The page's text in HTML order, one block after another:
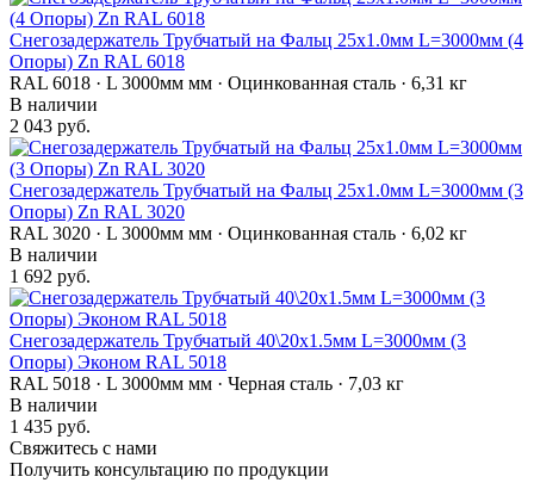
Снегозадержатель Трубчатый на Фальц 25х1.0мм L=3000мм (4
Опоры) Zn RAL 6018
RAL 6018 · L 3000мм мм · Оцинкованная сталь · 6,31 кг
В наличии
2 043 руб.
Снегозадержатель Трубчатый на Фальц 25х1.0мм L=3000мм (3
Опоры) Zn RAL 3020
RAL 3020 · L 3000мм мм · Оцинкованная сталь · 6,02 кг
В наличии
1 692 руб.
Снегозадержатель Трубчатый 40\20х1.5мм L=3000мм (3
Опоры) Эконом RAL 5018
RAL 5018 · L 3000мм мм · Черная сталь · 7,03 кг
В наличии
1 435 руб.
Свяжитесь с нами
Получить консультацию по продукции